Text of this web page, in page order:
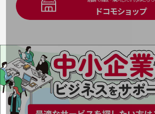
旬な話題やお役立ち資料などDXの課題を
解決するヒントをお届けする記事サイト
新着記事
IT用語集
中堅中小企業向け
サービス・ソリューション
課題やニーズに合ったサービスをご紹介し、
中堅中小企業のビジネスをサポート！
お悩みから見つける
ドコモショップ